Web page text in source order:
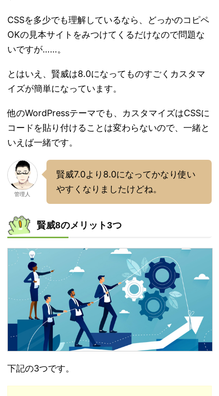
CSSを多少でも理解しているなら、どっかのコピペ
OKの見本サイトをみつけてくるだけなので問題な
いですが……。
とはいえ、賢威は8.0になってものすごくカスタマ
イズが簡単になっています。
他のWordPressテーマでも、カスタマイズはCSSに
コードを貼り付けることは変わらないので、一緒と
いえば一緒です。
管理人
賢威7.0より8.0になってかなり使い
やすくなりましたけどね。
賢威8のメリット3つ
下記の3つです。